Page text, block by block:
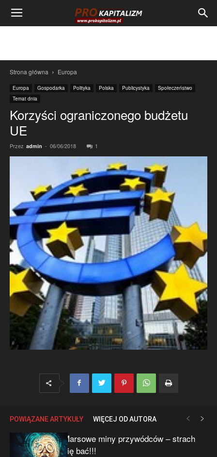
Strona główna Europa
Europa Gospodarka Polityka Polska Publicystyka
Społeczeństwo
Temat dnia
Korzyści ograniczonego budżetu
UE
Przez admin - 06/06/2018 1
POWIĄZANE ARTYKUŁY WIĘCEJ OD AUTORA
Marsowe miny przywódców – strach
się bać!!!